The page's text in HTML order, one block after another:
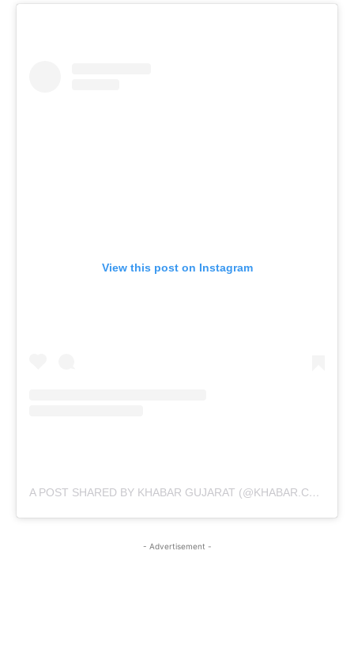
View this post on Instagram
A POST SHARED BY KHABAR GUJARAT (@KHABAR.COMMUNICATION)
- Advertisement -